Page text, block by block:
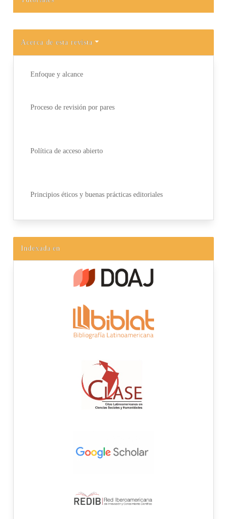
Acerca de esta revista
Enfoque y alcance
Proceso de revisión por pares
Política de acceso abierto
Principios éticos y buenas prácticas editoriales
Indexada en